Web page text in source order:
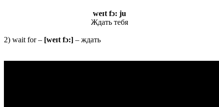
weɪt fɔ: ju
Ждать тебя
2) wait for – [weɪt fɔ:] – ждать